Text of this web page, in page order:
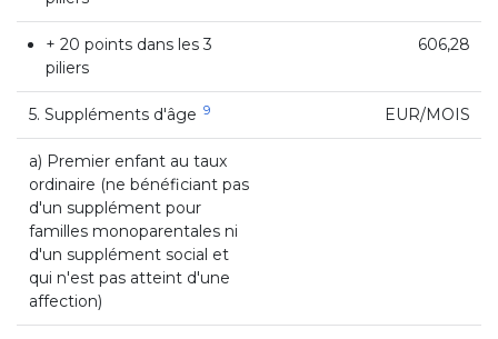
+ 20 points dans les 3
piliers
606,28
5. Suppléments d'âge 9 EUR/MOIS
a) Premier enfant au taux
ordinaire (ne bénéficiant pas
d'un supplément pour
familles monoparentales ni
d'un supplément social et
qui n'est pas atteint d'une
affection)